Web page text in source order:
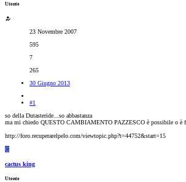
Utente
23 Novembre 2007
595
7
265
30 Giugno 2013
#1
so della Dutasteride...so abbastanza
ma mi chiedo QUESTO CAMBIAMENTO PAZZESCO è possibile o è
http://foro.recuperarelpelo.com/viewtopic.php?t=44752&start=15
C
cactus king
Utente